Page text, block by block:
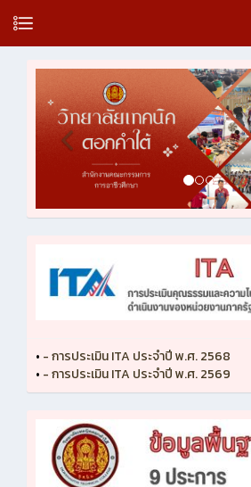
• - การประเมิน ITA ประจำปี พ.ศ. 2568
• - การประเมิน ITA ประจำปี พ.ศ. 2569